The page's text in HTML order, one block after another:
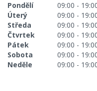
Pondělí
09:00 -
Úterý
09:00 -
Středa
09:00 -
Čtvrtek
09:00 -
Pátek
09:00 -
Sobota
09:00 -
Neděle
09:00 -